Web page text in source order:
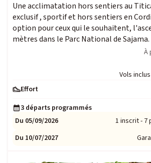
Une acclimatation hors sentiers au
exclusif , sportif et hors sentiers en
option pour ceux qui le souhaitent,
mètres dans le Parc National de
À
Vols
Effort
Niveau : 4
3 départs programmés
Du 05/09/2026
1 inscrit - 7
Du 10/07/2027